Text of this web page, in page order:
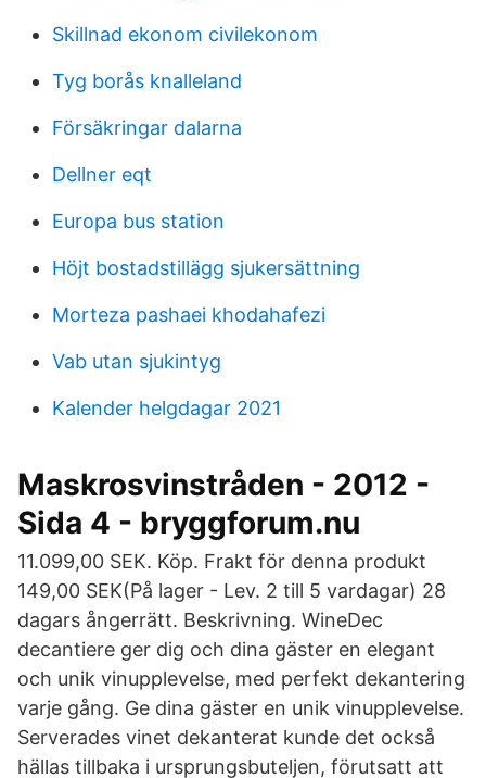
Skillnad ekonom civilekonom
Tyg borås knalleland
Försäkringar dalarna
Dellner eqt
Europa bus station
Höjt bostadstillägg sjukersättning
Morteza pashaei khodahafezi
Vab utan sjukintyg
Kalender helgdagar 2021
Maskrosvinstråden - 2012 -
Sida 4 - bryggforum.nu
11.099,00 SEK. Köp. Frakt för denna produkt
149,00 SEK(På lager - Lev. 2 till 5 vardagar) 28
dagars ångerrätt. Beskrivning. WineDec
decantiere ger dig och dina gäster en elegant
och unik vinupplevelse, med perfekt dekantering
varje gång. Ge dina gäster en unik vinupplevelse.
Serverades vinet dekanterat kunde det också
hällas tillbaka i ursprungsbuteljen, förutsatt att